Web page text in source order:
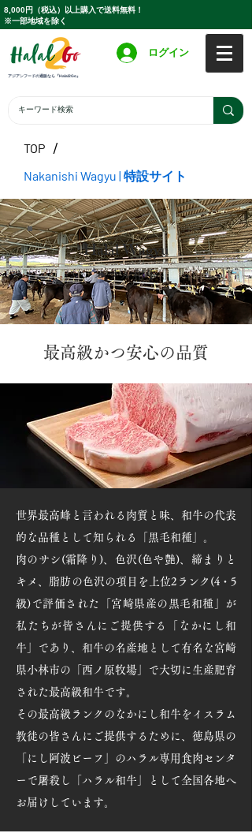
8,000円（税込）以上購入で送料無料！
※一部地域を除く
ログイン
アジアンフードの通販なら『Halal2Go』
TOP /
Nakanishi Wagyu | 特設サイト
Halal Wagyu
ハラル和牛
最高級かつ安心の品質
世界最高峰と言われる肉質と味、和牛の代表
的な品種として知られる「黒毛和種」。
肉のサシ(霜降り)、色沢(色や艶)、締まりと
キメ、脂肪の色沢の項目を上位2ランク(4・5
級)で評価された「宮崎県産の黒毛和種」が
私たちが皆さんにご提供する「なかにし和
牛」であり、和牛の名産地として有名な宮崎
県小林市の「西ノ原牧場」で大切に生産肥育
された最高級和牛です。
その最高級ランクのなかにし和牛をイスラム
教徒の皆さんにご提供するために、徳島県の
「にし阿波ビーフ」のハラル専用食肉センタ
ーで屠殺し「ハラル和牛」として全国各地へ
お届けしています。